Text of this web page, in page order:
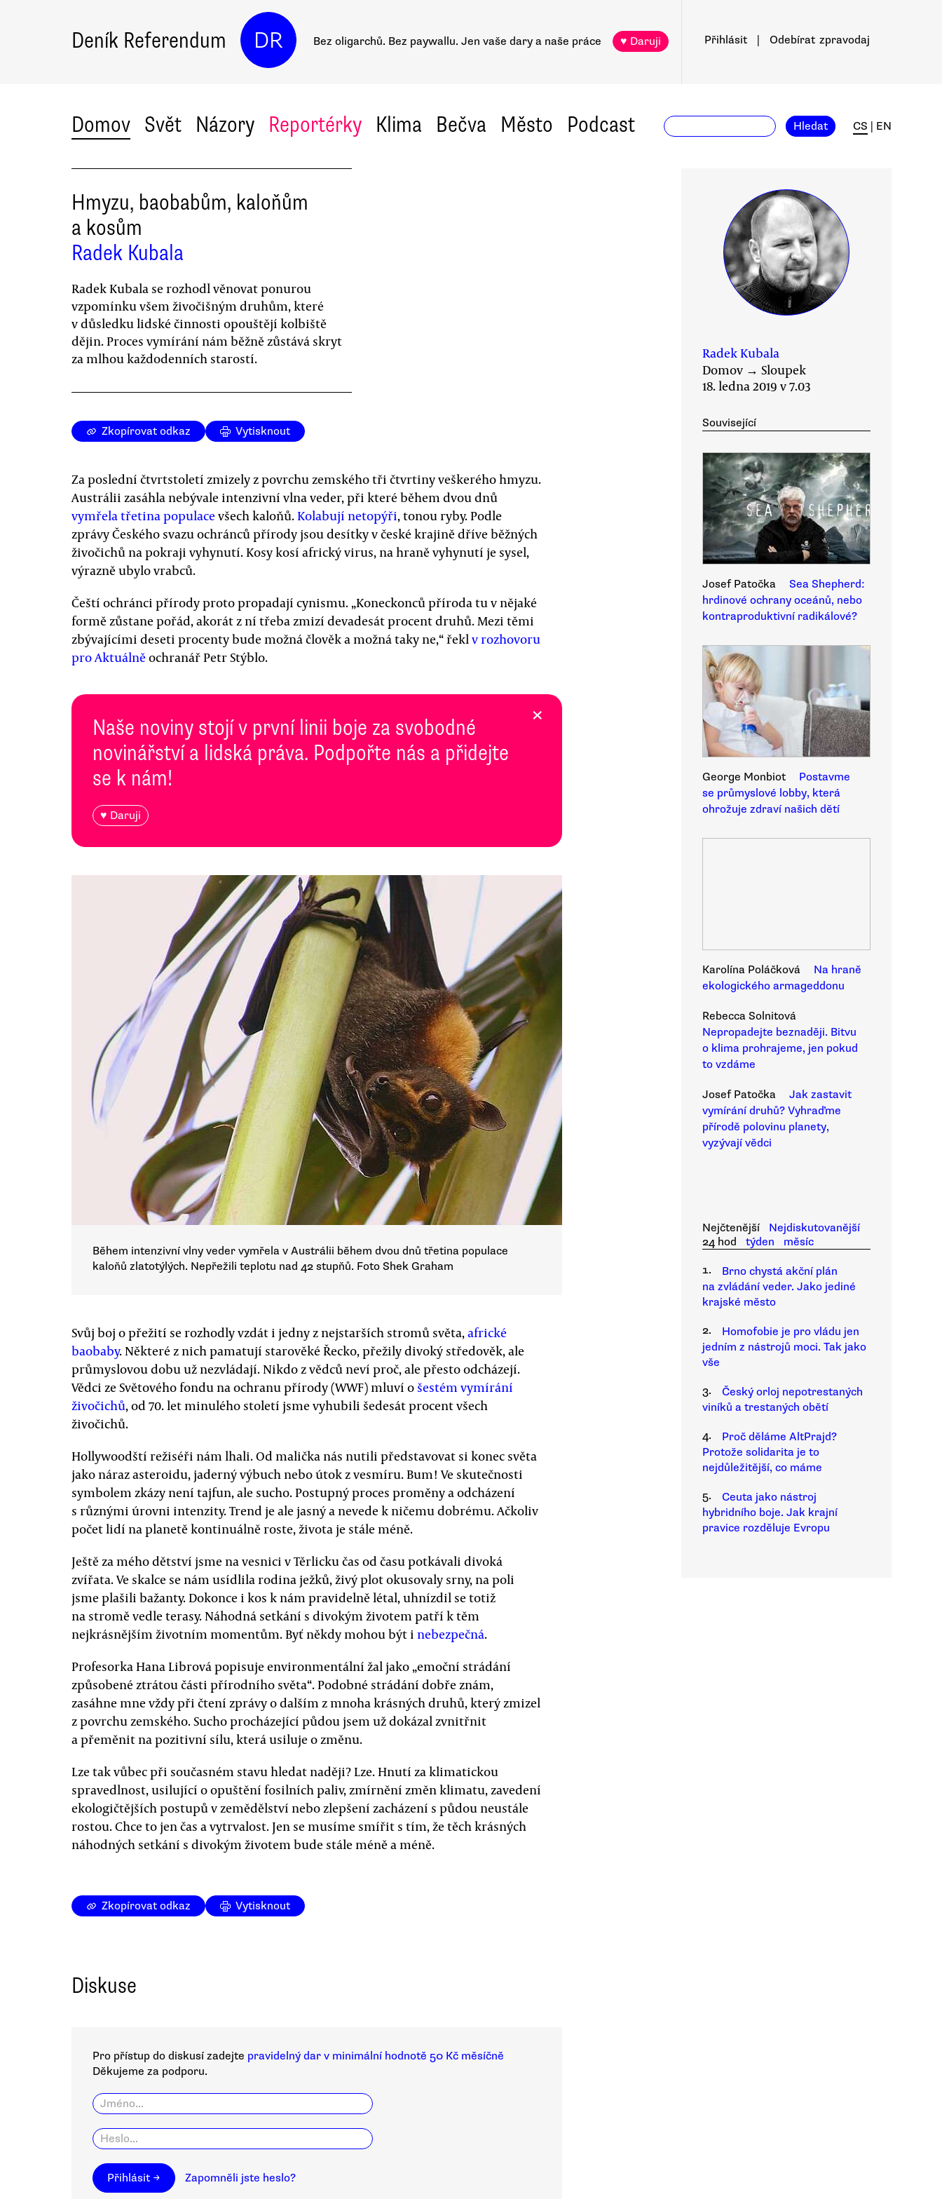
Deník Referendum DR Bez oligarchů. Bez paywallu. Jen vaše dary a naše práce ♥ Daruji Přihlásit Odebírat zpravodaj
Domov Svět Názory Reportérky Klima Bečva Město Podcast Hledat CS EN
Hmyzu, baobabům, kaloňům
a kosům
Radek Kubala
Radek Kubala se rozhodl věnovat ponurou
vzpomínku všem živočišným druhům, které
v důsledku lidské činnosti opouštějí kolbiště
dějin. Proces vymírání nám běžně zůstává skryt
za mlhou každodenních starostí.
Zkopírovat odkaz Vytisknout
Za poslední čtvrtstoletí zmizely z povrchu zemského tři čtvrtiny veškerého hmyzu.
Austrálii zasáhla nebývale intenzivní vlna veder, při které během dvou dnů
vymřela třetina populacevšech kaloňů.Kolabují netopýři, tonou ryby. Podle
zprávy Českého svazu ochránců přírody jsou desítky v české krajině dříve běžných
živočichů na pokraji vyhynutí. Kosy kosí africký virus, na hraně vyhynutí je sysel,
výrazně ubylo vrabců.
Čeští ochránci přírody proto propadají cynismu. „Koneckonců příroda tu v nějaké
formě zůstane pořád, akorát z ní třeba zmizí devadesát procent druhů. Mezi těmi
zbývajícími deseti procenty bude možná člověk a možná taky ne,“ řeklv rozhovoru
pro Aktuálněochranář Petr Stýblo.
Naše noviny stojí v první linii boje za svobodné
novinářství a lidská práva. Podpořte nás a přidejte
se k nám!
♥ Daruji
×
Během intenzivní vlny veder vymřela v Austrálii během dvou dnů třetina populace
kaloňů zlatotýlých. Nepřežili teplotu nad 42 stupňů. Foto Shek Graham
Svůj boj o přežití se rozhodly vzdát i jedny z nejstarších stromů světa,africké
baobaby. Některé z nich pamatují starověké Řecko, přežily divoký středověk, ale
průmyslovou dobu už nezvládají. Nikdo z vědců neví proč, ale přesto odcházejí.
Vědci ze Světového fondu na ochranu přírody (WWF) mluví o šestém vymírání
živočichů, od 70. let minulého století jsme vyhubili šedesát procent všech
živočichů.
Hollywoodští režiséři nám lhali. Od malička nás nutili představovat si konec světa
jako náraz asteroidu, jaderný výbuch nebo útok z vesmíru. Bum! Ve skutečnosti
symbolem zkázy není tajfun, ale sucho. Postupný proces proměny a odcházení
s různými úrovni intenzity. Trend je ale jasný a nevede k ničemu dobrému. Ačkoliv
počet lidí na planetě kontinuálně roste, života je stále méně.
Ještě za mého dětství jsme na vesnici v Těrlicku čas od času potkávali divoká
zvířata. Ve skalce se nám usídlila rodina ježků, živý plot okusovaly srny, na poli
jsme plašili bažanty. Dokonce i kos k nám pravidelně létal, uhnízdil se totiž
na stromě vedle terasy. Náhodná setkání s divokým životem patří k těm
nejkrásnějším životním momentům. Byť někdy mohou být i nebezpečná.
Profesorka Hana Librová popisuje environmentální žal jako „emoční strádání
způsobené ztrátou části přírodního světa“. Podobné strádání dobře znám,
zasáhne mne vždy při čtení zprávy o dalším z mnoha krásných druhů, který zmizel
z povrchu zemského. Sucho procházející půdou jsem už dokázal zvnitřnit
a přeměnit na pozitivní sílu, která usiluje o změnu.
Lze tak vůbec při současném stavu hledat naději? Lze. Hnutí za klimatickou
spravedlnost, usilující o opuštění fosilních paliv, zmírnění změn klimatu, zavedení
ekologičtějších postupů v zemědělství nebo zlepšení zacházení s půdou neustále
rostou. Chce to jen čas a vytrvalost. Jen se musíme smířit s tím, že těch krásných
náhodných setkání s divokým životem bude stále méně a méně.
Radek Kubala
Domov → Sloupek
18. ledna 2019 v 7.03
Související
Josef Patočka
Sea Shepherd:
hrdinové ochrany oceánů, nebo
kontraproduktivní radikálové?
George Monbiot
Postavme
se průmyslové lobby, která
ohrožuje zdraví našich dětí
Karolína Poláčková
Na hraně
ekologického armageddonu
Rebecca Solnitová
Nepropadejte beznaději. Bitvu
o klima prohrajeme, jen pokud
to vzdáme
Josef Patočka
Jak zastavit
vymírání druhů? Vyhraďme
přírodě polovinu planety,
vyzývají vědci
Nejčtenější
Nejdiskutovanější
24 hod
týden
měsíc
1.
Brno chystá akční plán
na zvládání veder. Jako jediné
krajské město
2.
Homofobie je pro vládu jen
jedním z nástrojů moci. Tak jako
vše
3.
Český orloj nepotrestaných
viníků a trestaných obětí
4.
Proč děláme AltPrajd?
Protože solidarita je to
nejdůležitější, co máme
5.
Ceuta jako nástroj
hybridního boje. Jak krajní
pravice rozděluje Evropu
Zkopírovat odkaz Vytisknout
Diskuse
Pro přístup do diskusí zadejte pravidelný dar v minimální hodnotě 50 Kč měsíčně
Děkujeme za podporu.
Přihlásit → Zapomněli jste heslo?